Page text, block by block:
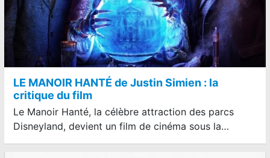
LE MANOIR HANTÉ de Justin Simien : la
critique du film
Le Manoir Hanté, la célèbre attraction des parcs
Disneyland, devient un film de cinéma sous la…